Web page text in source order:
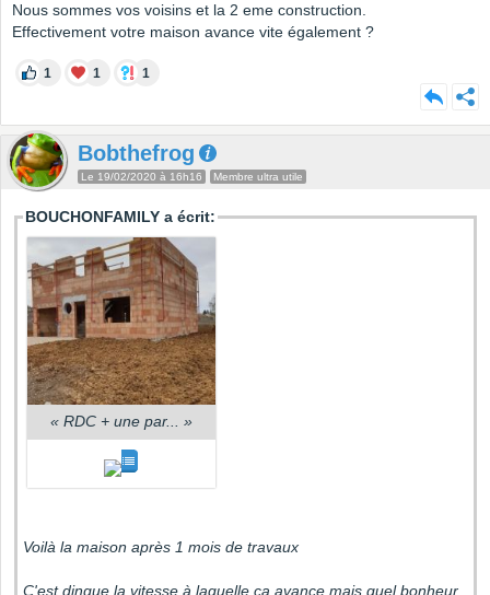
Nous sommes vos voisins et la 2 eme construction.
Effectivement votre maison avance vite également ?
1 1 1
Bobthefrog
Le 19/02/2020 à 16h16 Membre ultra utile
BOUCHONFAMILY a écrit:
« RDC + une par... »
Voilà la maison après 1 mois de travaux
C'est dingue la vitesse à laquelle ça avance mais quel bonheur